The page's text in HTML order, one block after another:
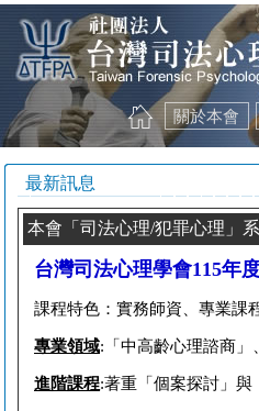
關於本會
最新訊息
本會「司法心理/犯罪心理」
台灣司法心理學會115年
課程特色：實務師資、專業課
專業領域: 「中高齡心理諮商
進階課程:著重「個案探討」與